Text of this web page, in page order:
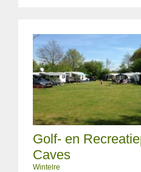
Golf- en
Caves
Wintelre